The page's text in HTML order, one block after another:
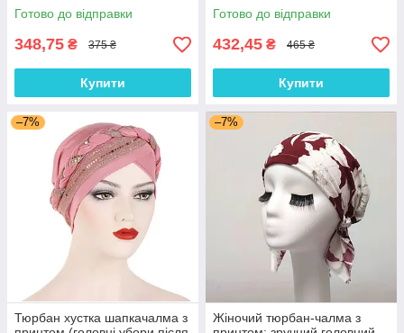
Готово до відправки
348,75 ₴ 375 ₴
Купити
Готово до відправки
432,45 ₴ 465 ₴
Купити
–7%
Тюрбан хустка шапкачалма з
–7%
Жіночий тюрбан-чалма з